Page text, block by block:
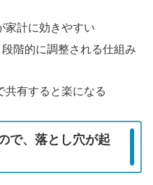
家計に効きやすい
階的に調整される仕組み
共有すると楽になる
で、落とし穴が起